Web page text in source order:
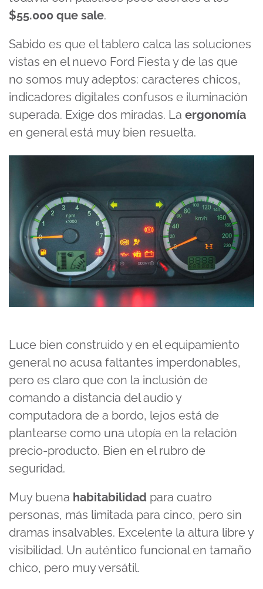
$55.000 que sale.
Sabido es que el tablero calca las soluciones
vistas en el nuevo Ford Fiesta y de las que
no somos muy adeptos: caracteres chicos,
indicadores digitales confusos e iluminación
superada. Exige dos miradas. La ergonomía
en general está muy bien resuelta.
Luce bien construido y en el equipamiento
general no acusa faltantes imperdonables,
pero es claro que con la inclusión de
comando a distancia del audio y
computadora de a bordo, lejos está de
plantearse como una utopía en la relación
precio-producto. Bien en el rubro de
seguridad.
Muy buena habitabilidad para cuatro
personas, más limitada para cinco, pero sin
dramas insalvables. Excelente la altura libre y
visibilidad. Un auténtico funcional en tamaño
chico, pero muy versátil.